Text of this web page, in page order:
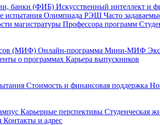
банки (ФИБ) Искусственный интеллект и
испытания Олимпиада РЭШ Часто
магистратуры Профессора программ
(МИФ) Онлайн-программа Мини-МИФ
о программах Карьера выпускников
Стоимость и финансовая поддержка
Карьерные перспективы Студенческая
Контакты и адрес